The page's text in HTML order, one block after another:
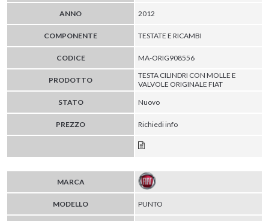
ANNO 2012
COMPONENTE TESTATE E RICAMBI
CODICE MA-ORIG908556
PRODOTTO
TESTA CILINDRI CON MOLLE E
VALVOLE ORIGINALE FIAT
STATO
Nuovo
PREZZO Richiedi info
MARCA
MODELLO PUNTO